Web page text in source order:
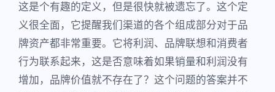
这是个有趣的定义，但是很快就被遗忘了。这个定
义很全面，它提醒我们渠道的各个组成部分对于品
牌资产都非常重要。它将利润、品牌联想和消费者
行为联系起来，这是否意味着如果销量和利润没有
增加，品牌价值就不存在了？这个问题的答案并不